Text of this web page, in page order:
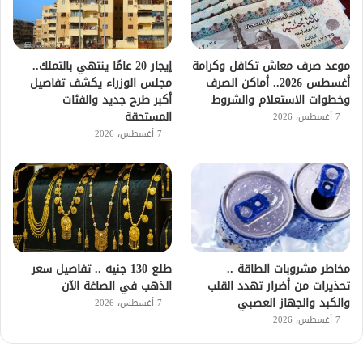
موعد صرف معاش تكافل وكرامة
أغسطس 2026.. أماكن الصرف
وخطوات الاستعلام والشروط
7 أغسطس، 2026
إيجار 20 عامًا ينتهي بالتملك..
مجلس الوزراء يكشف تفاصيل
أكبر طرح جديد والفئات
المستحقة
7 أغسطس، 2026
مخاطر مشروبات الطاقة ..
تحذيرات من أضرار تهدد القلب
والكبد والجهاز العصبي
7 أغسطس، 2026
طلع 130 جنيه .. تفاصيل سعر
الذهب في الصاغة الآن
7 أغسطس، 2026